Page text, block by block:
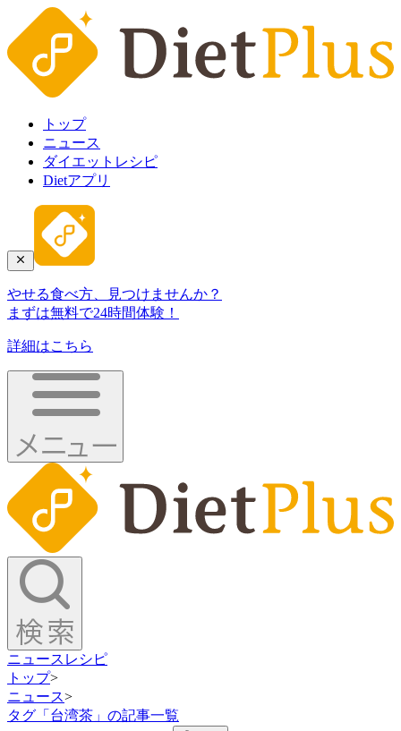
トップ
ニュース
ダイエットレシピ
Dietアプリ
やせる食べ方、見つけませんか？
まずは無料で24時間体験！
詳細はこちら
ニュース レシピ
トップ>
ニュース>
タグ「台湾茶」の記事一覧